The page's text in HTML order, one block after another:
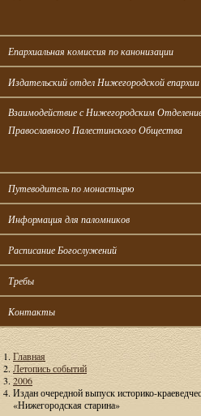
Епархиальная комиссия по канонизации
Издательский отдел Нижегородской епархии
Взаимодействие с Нижегородским
Православного Палестинского Общества
Путеводитель по монастырю
Информация для паломников
Расписание Богослужений
Требы
Контакты
Главная
Летопись событий
2006
Издан очередной выпуск историко-
«Нижегородская старина»